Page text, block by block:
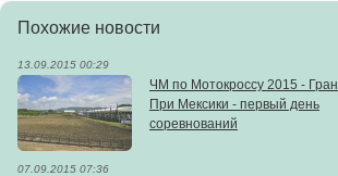
Похожие новости
13.09.2015 00:29
ЧМ по Мотокроссу 2015 - Гран
При Мексики - первый день
соревнований
07.09.2015 07:36